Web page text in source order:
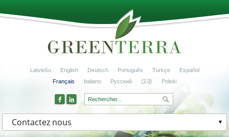
Latviešu English Deutsch Português Türkçe
Español
Français
Italiano Русский 汉语 Polski
Contactez nous